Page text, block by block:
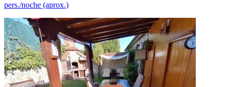
pers./noche (aprox.)